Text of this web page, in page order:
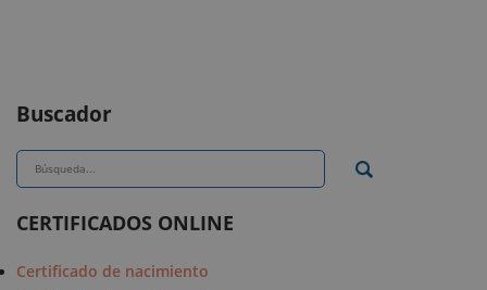
Buscador
CERTIFICADOS ONLINE
Certificado de nacimiento